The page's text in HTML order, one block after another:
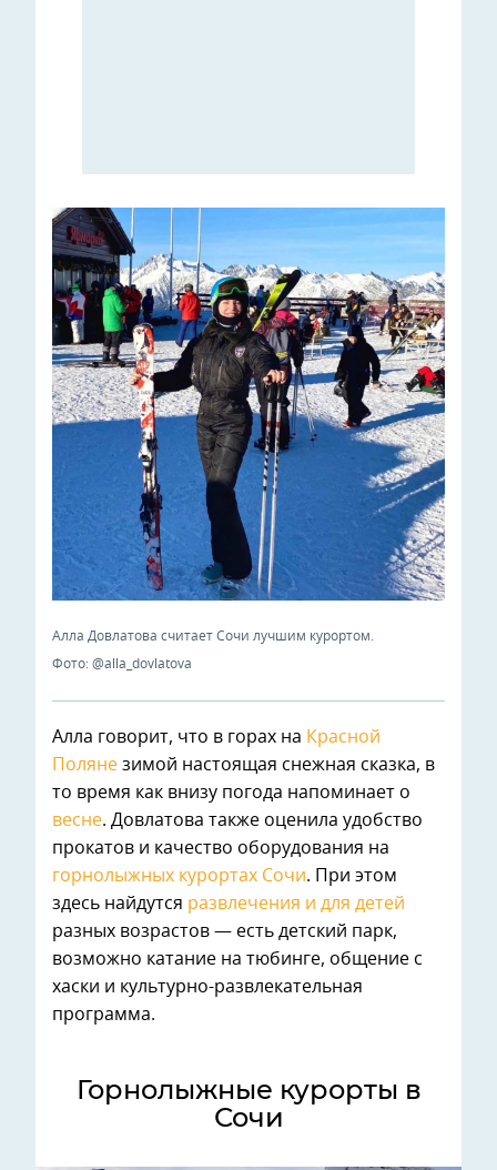
Алла Довлатова считает Сочи лучшим курортом.
Фото: @alla_dovlatova
Алла говорит, что в горах на Красной
Поляне зимой настоящая снежная сказка, в
то время как внизу погода напоминает о
весне. Довлатова также оценила удобство
прокатов и качество оборудования на
горнолыжных курортах Сочи. При этом
здесь найдутся развлечения и для детей
разных возрастов — есть детский парк,
возможно катание на тюбинге, общение с
хаски и культурно-развлекательная
программа.
Горнолыжные курорты в
Сочи